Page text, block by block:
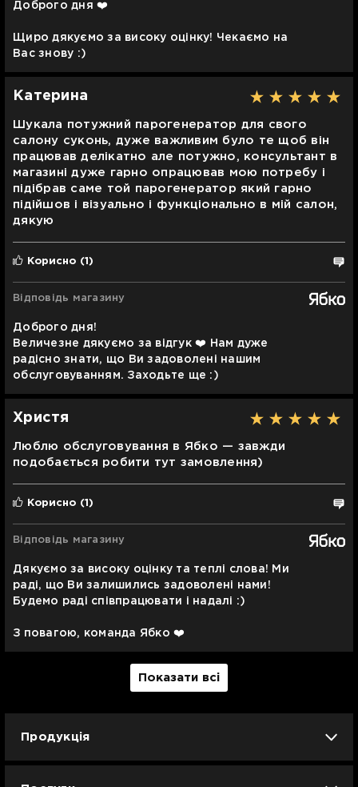
Доброго дня ❤️
Щиро дякуємо за високу оцінку! Чекаємо на
Вас знову :)
Катерина
Шукала потужний парогенератор для свого
салону суконь, дуже важливим було те щоб він
працював делікатно але потужно, консультант в
магазині дуже гарно опрацював мою потребу і
підібрав саме той парогенератор який гарно
підійшов і візуально і функціонально в мій салон,
дякую
Корисно (1)
Відповідь магазину
Доброго дня!
Величезне дякуємо за відгук ❤️ Нам дуже
радісно знати, що Ви задоволені нашим
обслуговуванням. Заходьте ще :)
Христя
Люблю обслуговування в Ябко — завжди
подобається робити тут замовлення)
Корисно (1)
Відповідь магазину
Дякуємо за високу оцінку та теплі слова! Ми
раді, що Ви залишились задоволені нами!
Будемо раді співпрацювати і надалі :)
З повагою, команда Ябко ❤️
Показати всі
Продукція